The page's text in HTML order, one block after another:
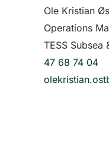
Ole Kristian
Operations
TESS Subsea
47 68 74 04